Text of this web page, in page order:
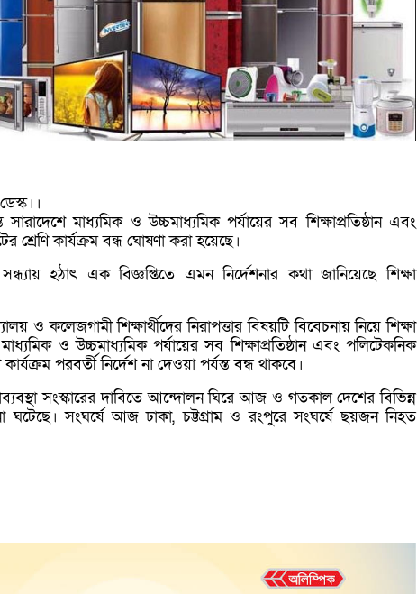
সারাদেশে মাধ্যমিক ও উচ্চমাধ্যমিক পর্যায়ের সব শিক্ষাপ্রতিষ্ঠান এবং
শ্রেণি কার্যক্রম বন্ধ ঘোষণা করা হয়েছে।
হঠাৎ এক বিজ্ঞপ্তিতে এমন নির্দেশনার কথা জানিয়েছে শিক্ষা
ও কলেজগামী শিক্ষার্থীদের নিরাপত্তার বিষয়টি বিবেচনায় নিয়ে শিক্ষা
ও উচ্চমাধ্যমিক পর্যায়ের সব শিক্ষাপ্রতিষ্ঠান এবং পলিটেকনিক
পরবর্তী নির্দেশ না দেওয়া পর্যন্ত বন্ধ থাকবে।
সংস্কারের দাবিতে আন্দোলন ঘিরে আজ ও গতকাল দেশের বিভিন্ন
ঘটেছে। সংঘর্ষে আজ ঢাকা, চট্টগ্রাম ও রংপুরে সংঘর্ষে ছয়জন নিহত